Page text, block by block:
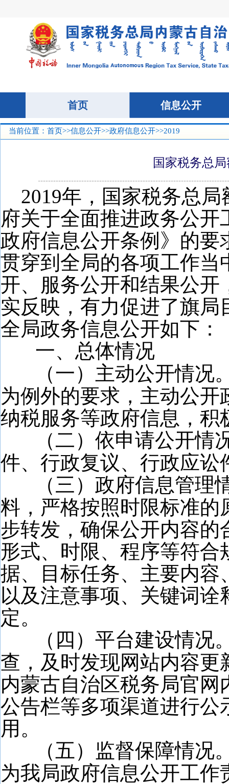
当前位置： 首页>>信息公开>>政府信息公开>>2019
国家税务总
2019年，国家税务总
府关于全面推进政务公
政府信息公开条例》的
贯穿到全局的各项工作
开、服务公开和结果公
实反映，有力促进了旗
全局政务信息公开如下：
一、总体情况
（一）主动公开情况
为例外的要求，主动公
纳税服务等政府信息，积
（二）依申请公开情
件、行政复议、行政应讼
（三）政府信息管
料，严格按照时限标准
步转发，确保公开内容
形式、时限、程序等符
据、目标任务、主要内
以及注意事项、关键词
定。
（四）平台建设情
查，及时发现网站内容
内蒙古自治区税务局官
公告栏等多项渠道进行
用。
（五）监督保障情
为我局政府信息公开工